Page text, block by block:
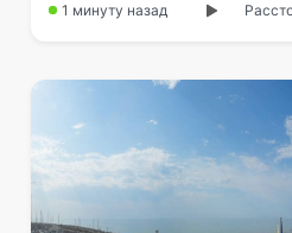
1 минуту назад